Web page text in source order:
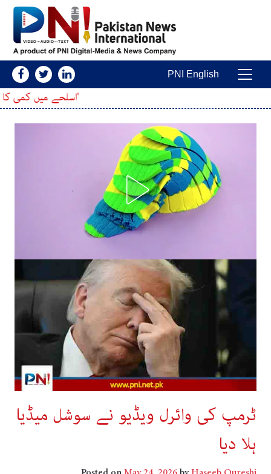
Main Navigation
PNI English
'اسلحے میں کمی کا خدشہ'؛ امریکی
ٹرمپ کی وائرل ویڈیو نے سوشل میڈیا
ہلا دیا